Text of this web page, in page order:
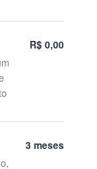
R$ 0,00
3 meses